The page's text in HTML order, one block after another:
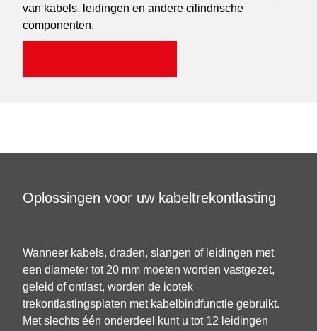
van kabels, leidingen en andere cilindrische
componenten.
Oplossingen voor uw kabeltrekontlasting
Wanneer kabels, draden, slangen of leidingen met
een diameter tot 20 mm moeten worden vastgezet,
geleid of ontlast, worden de icotek
trekontlastingsplaten met kabelbindfunctie gebruikt.
Met slechts één onderdeel kunt u tot 12 leidingen